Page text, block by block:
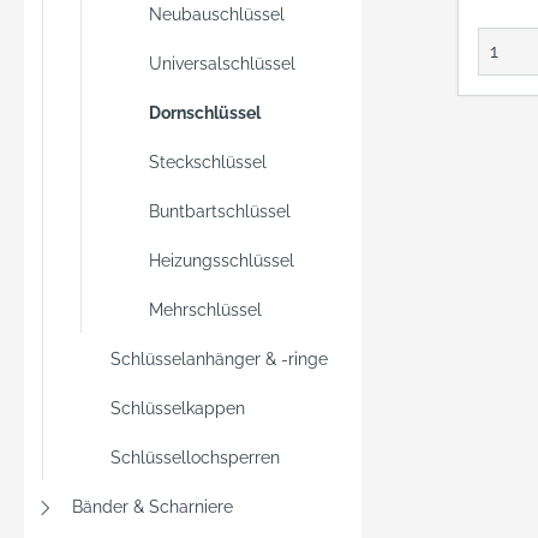
Neubauschlüssel
Universalschlüssel
Dornschlüssel
Steckschlüssel
Buntbartschlüssel
Heizungsschlüssel
Mehrschlüssel
Schlüsselanhänger & -ringe
Schlüsselkappen
Schlüssellochsperren
Bänder & Scharniere
und